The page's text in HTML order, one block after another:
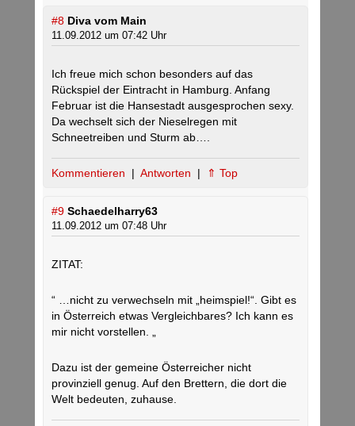
#8 Diva vom Main
11.09.2012 um 07:42 Uhr
Ich freue mich schon besonders auf das
Rückspiel der Eintracht in Hamburg. Anfang
Februar ist die Hansestadt ausgesprochen sexy.
Da wechselt sich der Nieselregen mit
Schneetreiben und Sturm ab….
Kommentieren | Antworten | ⇑ Top
#9 Schaedelharry63
11.09.2012 um 07:48 Uhr
ZITAT:
“ …nicht zu verwechseln mit „heimspiel!“. Gibt es
in Österreich etwas Vergleichbares? Ich kann es
mir nicht vorstellen. „
Dazu ist der gemeine Österreicher nicht
provinziell genug. Auf den Brettern, die dort die
Welt bedeuten, zuhause.